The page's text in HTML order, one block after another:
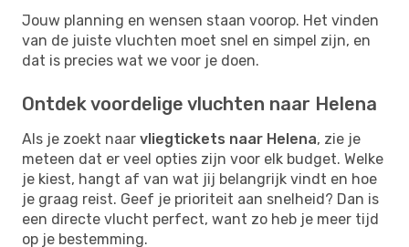
Jouw planning en wensen staan voorop. Het vinden
van de juiste vluchten moet snel en simpel zijn, en
dat is precies wat we voor je doen.
Ontdek voordelige vluchten naar Helena
Als je zoekt naar vliegtickets naar Helena, zie je
meteen dat er veel opties zijn voor elk budget. Welke
je kiest, hangt af van wat jij belangrijk vindt en hoe
je graag reist. Geef je prioriteit aan snelheid? Dan is
een directe vlucht perfect, want zo heb je meer tijd
op je bestemming.